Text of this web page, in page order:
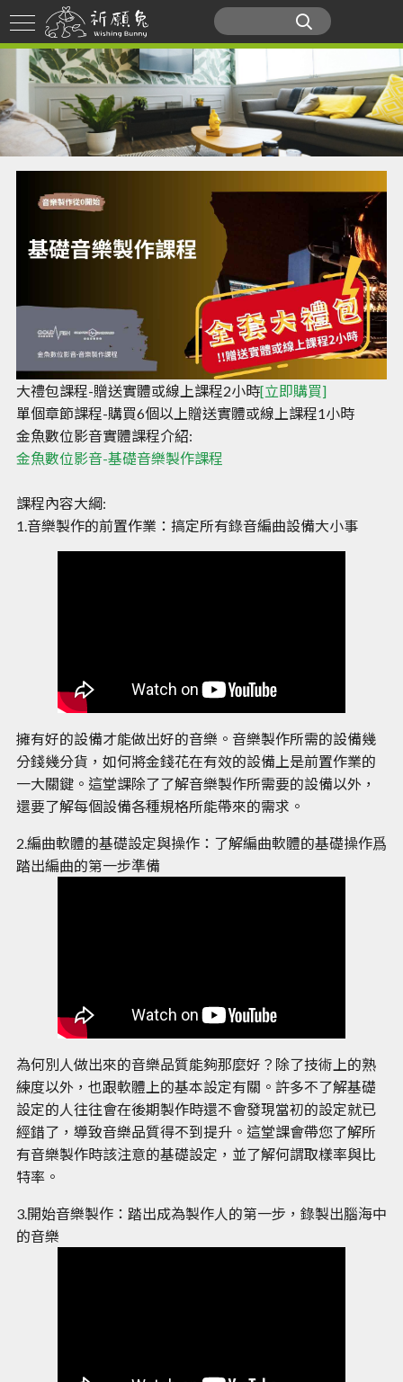
大禮包課程-贈送實體或線上課程2小時[立即購買]
單個章節課程-購買6個以上贈送實體或線上課程1小時
金魚數位影音實體課程介紹:
金魚數位影音-基礎音樂製作課程
課程內容大綱:
1.音樂製作的前置作業：搞定所有錄音編曲設備大小事
擁有好的設備才能做出好的音樂。音樂製作所需的設備幾
分錢幾分貨，如何將金錢花在有效的設備上是前置作業的
一大關鍵。這堂課除了了解音樂製作所需要的設備以外，
還要了解每個設備各種規格所能帶來的需求。
2.編曲軟體的基礎設定與操作：了解編曲軟體的基礎操作爲
踏出編曲的第一步準備
為何別人做出來的音樂品質能夠那麼好？除了技術上的熟
練度以外，也跟軟體上的基本設定有關。許多不了解基礎
設定的人往往會在後期製作時還不會發現當初的設定就已
經錯了，導致音樂品質得不到提升。這堂課會帶您了解所
有音樂製作時該注意的基礎設定，並了解何謂取樣率與比
特率。
3.開始音樂製作：踏出成為製作人的第一步，錄製出腦海中
的音樂